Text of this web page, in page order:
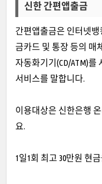
신한 간편앱출금
간편앱출금은 인터넷
금카드 및 통장 등의 매
자동화기기(CD/ATM)를
서비스를 말합니다.
이용대상은 신한은행
요.
1일1회 최고 30만원 현